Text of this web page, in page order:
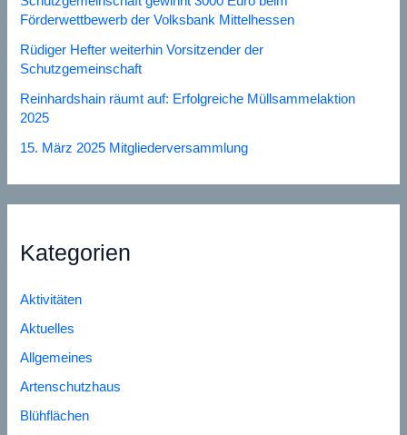
Förderwettbewerb der Volksbank Mittelhessen
Rüdiger Hefter weiterhin Vorsitzender der
Schutzgemeinschaft
Reinhardshain räumt auf: Erfolgreiche Müllsammelaktion
2025
15. März 2025 Mitgliederversammlung
Kategorien
Aktivitäten
Aktuelles
Allgemeines
Artenschutzhaus
Blühflächen